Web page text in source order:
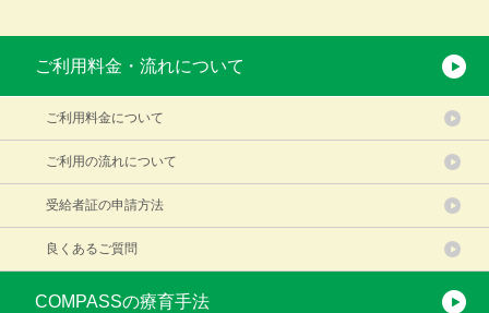
ご利用料金・流れについて
ご利用料金について
ご利用の流れについて
受給者証の申請方法
良くあるご質問
COMPASSの療育手法